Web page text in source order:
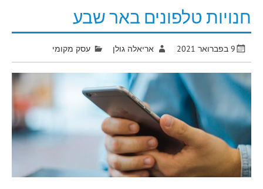
חנויות טלפונים באר שבע
9 בפברואר 2021 אריאלה גולן עסק מקומי